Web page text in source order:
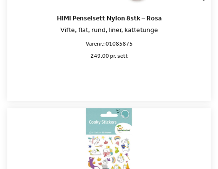
HIMI Penselsett Nylon 8stk – Rosa
Vifte, flat, rund, liner, kattetunge
Varenr.:01085875
249.00 pr. sett